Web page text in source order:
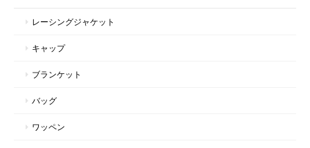
レーシングジャケット
キャップ
ブランケット
バッグ
ワッペン